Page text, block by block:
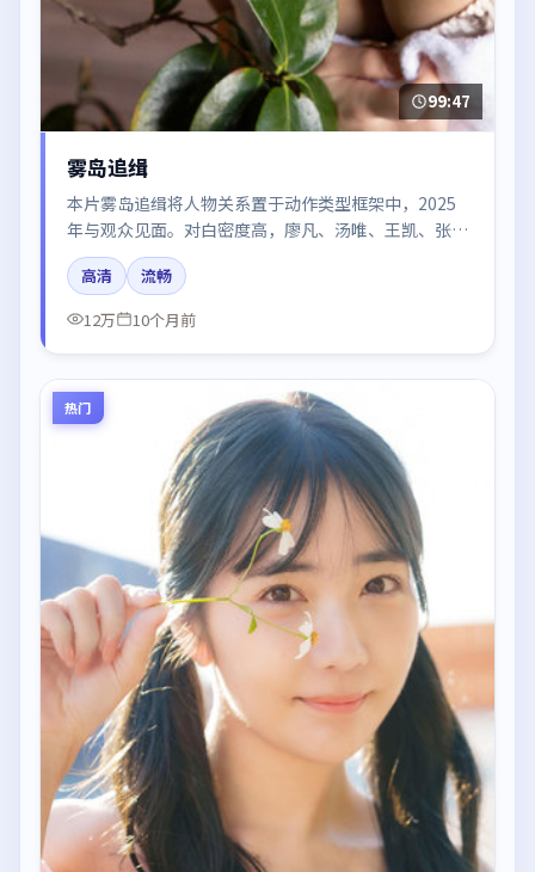
99:47
雾岛追缉
本片雾岛追缉将人物关系置于动作类型框架中，2025
年与观众见面。对白密度高，廖凡、汤唯、王凯、张
译、胡歌的台词节奏值得关注；整体气质偏英国都市与
冷色调摄影。
高清
流畅
12万
10个月前
热门